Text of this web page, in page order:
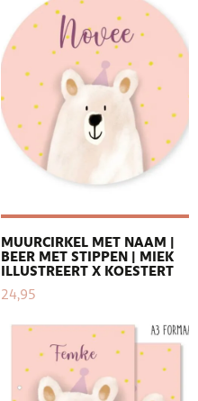
MUURCIRKEL MET NAAM |
BEER MET STIPPEN | MIEK
ILLUSTREERT X KOESTERT
24,95